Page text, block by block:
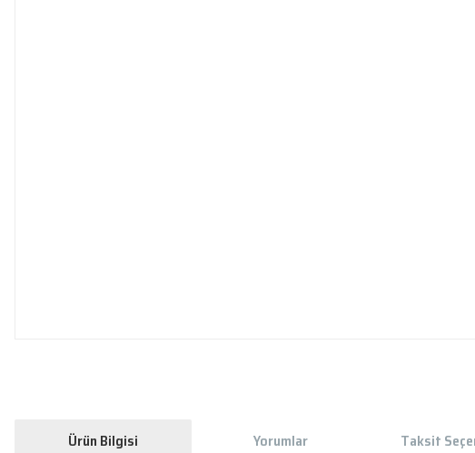
Ürün Bilgisi Yorumlar Taksit